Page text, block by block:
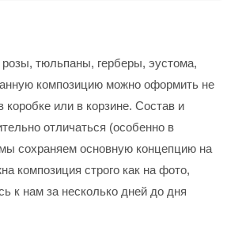
тюльпаны, герберы, эустома,
композицию можно оформить не
коробке или в корзине. Состав и
отличаться (особенно в
сохраняем основную концепцию на
композиция строго как на фото,
к нам за несколько дней до дня